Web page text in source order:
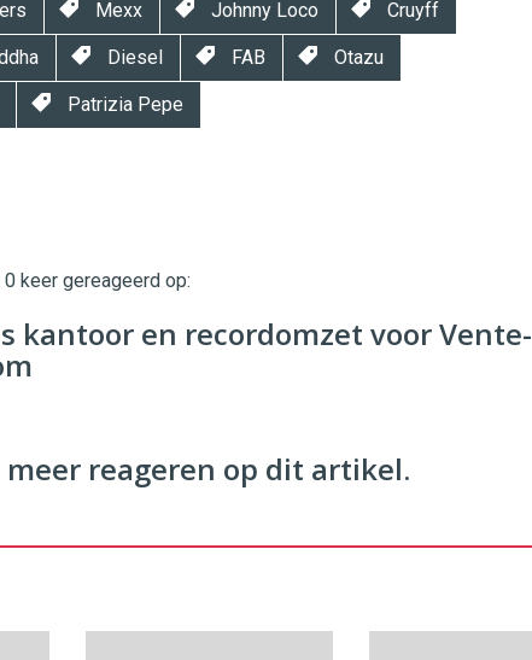
Mexx Johnny Loco Cruyff
Diesel FAB Otazu
Patrizia Pepe
keer gereageerd op:
kantoor en recordomzet voor Vente-
reageren op dit artikel.